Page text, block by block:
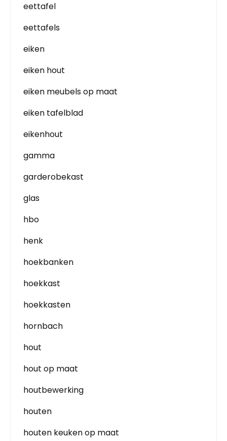
eettafel
eettafels
eiken
eiken hout
eiken meubels op maat
eiken tafelblad
eikenhout
gamma
garderobekast
glas
hbo
henk
hoekbanken
hoekkast
hoekkasten
hornbach
hout
hout op maat
houtbewerking
houten
houten keuken op maat